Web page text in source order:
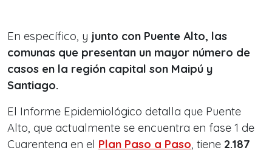
En específico, y junto con Puente Alto, las
comunas que presentan un mayor número de
casos en la región capital son Maipú y
Santiago.
El Informe Epidemiológico detalla que Puente
Alto, que actualmente se encuentra en fase 1 de
Cuarentena en el Plan Paso a Paso, tiene 2.187